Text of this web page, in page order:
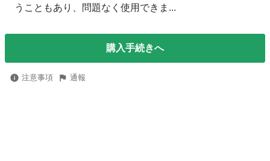
うこともあり、問題なく使用できま...
購入手続きへ
注意事項 通報